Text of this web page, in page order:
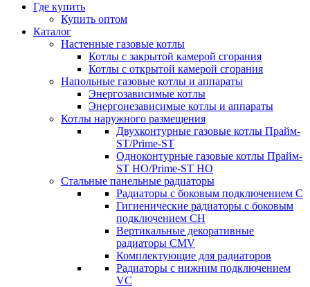
Где купить
Купить оптом
Каталог
Настенные газовые котлы
Котлы с закрытой камерой сгорания
Котлы с открытой камерой сгорания
Напольные газовые котлы и аппараты
Энергозависимые котлы
Энергонезависимые котлы и аппараты
Котлы наружного размещения
Двухконтурные газовые котлы Прайм-
ST/Prime-ST
Одноконтурные газовые котлы Прайм-
ST HO/Prime-ST HO
Стальные панельные радиаторы
Радиаторы c боковым подключением C
Гигиенические радиаторы c боковым
подключением CH
Вертикальные декоративные
радиаторы CMV
Комплектующие для радиаторов
Радиаторы c нижним подключением
VC